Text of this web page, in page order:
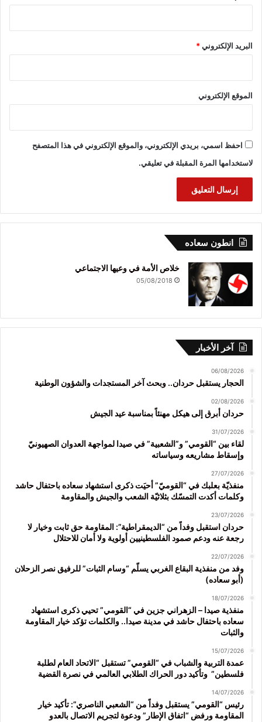
البريد الإلكتروني*
الموقع الإلكتروني
احفظ اسمي، بريدي الإلكتروني، والموقع الإلكتروني في هذا المتصفح
لاستخدامها المرة المقبلة في تعليقي.
انطون سعاده
خلاص الأمة في وعيها الاجتماعي
05/08/2018
آخر الأخبار
06/08/2026
الحجار يستقبل حردان.. وبحث آخر المستجدات والشؤون الوطنية
02/08/2026
حردان أبرق إلى هيكل مهنئاً بمناسبة عيد الجيش
31/07/2026
لقاء بين “القومي” و”الشعبية” في صيدا لمواجهة العدوان الصهيونيّ
وإسقاط مشاريعه وسياساته
27/07/2026
منفذيّة بعلبك في “القوميّ” أحيَت ذكرى استشهاد سعاده باحتفال حاشد
وكلمات أكدت التمسّك بثلاثيّة الشعب والجيش والمقاومة
23/07/2026
حردان استقبل وفداً من “الديمقراطية”: المقاومة حق ثابت وخيار لا
رجعة عنه ودعم صمود الفلسطينيين أولوية ولا أمان للاحتلال
22/07/2026
وفد من منفذية البقاع الغربي يسلّم “وسام الثبات” للرفيق نصر الزحلان
(أبو سعاده)
18/07/2026
منفذية صيدا – الزهراني جزين في “القومي” تحيي ذكرى استشهاد
سعاده باحتفال حاشد في مدينة صيدا.. والكلمات تؤكد خيار المقاومة
والثبات
15/07/2026
عمدة التربية والشباب في “القومي” تستقبل “الاتحاد العام لطلبة
فلسطين” وتأكيد دور الحراك الطلابي العالمي في نصرة القضية
14/07/2026
رئيس “القومي” يستقبل وفداً من “الشعبي الناصري”: تأكيد خيار
المقاومة ورفض “اتفاق الإطار” ودعوة لتجريم الاتصال بالعدو